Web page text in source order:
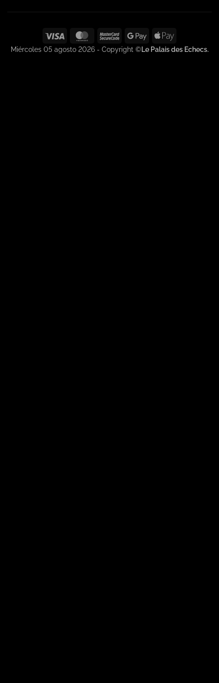
Visa MasterCardMasterCard
2
Google
Pay
Apple
Pay
Miércoles 05 agosto 2026 - Copyright ©Le Palais des Echecs.